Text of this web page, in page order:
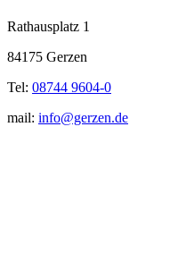
Rathausplatz 1
84175 Gerzen
Tel: 08744 9604-0
mail: info@gerzen.de